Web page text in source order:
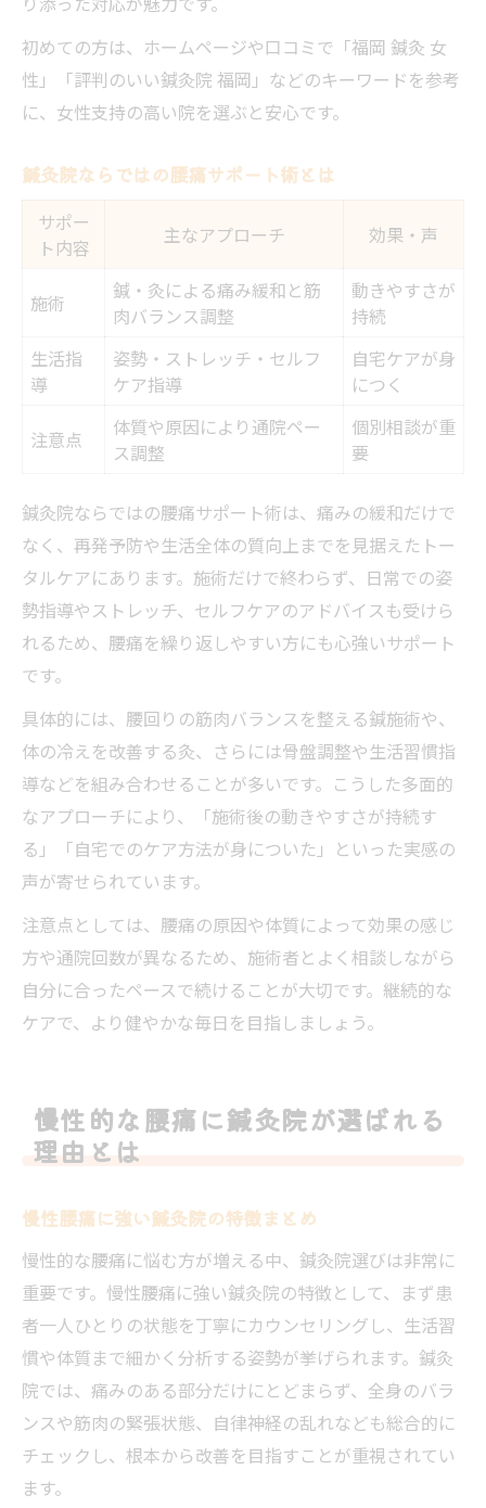
初めての方は、ホームページや口コミで「福岡 鍼灸 女
性」「評判のいい鍼灸院 福岡」などのキーワードを参考
に、女性支持の高い院を選ぶと安心です。
鍼灸院ならではの腰痛サポート術とは
サポー
ト内容
主なアプローチ 効果・声
施術
鍼・灸による痛み緩和と筋
肉バランス調整
動きやすさが
持続
生活指
導
姿勢・ストレッチ・セルフ
ケア指導
自宅ケアが身
につく
注意点
体質や原因により通院ペー
ス調整
個別相談が重
要
鍼灸院ならではの腰痛サポート術は、痛みの緩和だけで
なく、再発予防や生活全体の質向上までを見据えたトー
タルケアにあります。施術だけで終わらず、日常での姿
勢指導やストレッチ、セルフケアのアドバイスも受けら
れるため、腰痛を繰り返しやすい方にも心強いサポート
です。
具体的には、腰回りの筋肉バランスを整える鍼施術や、
体の冷えを改善する灸、さらには骨盤調整や生活習慣指
導などを組み合わせることが多いです。こうした多面的
なアプローチにより、「施術後の動きやすさが持続す
る」「自宅でのケア方法が身についた」といった実感の
声が寄せられています。
注意点としては、腰痛の原因や体質によって効果の感じ
方や通院回数が異なるため、施術者とよく相談しながら
自分に合ったペースで続けることが大切です。継続的な
ケアで、より健やかな毎日を目指しましょう。
慢性的な腰痛に鍼灸院が選ばれる
理由とは
慢性腰痛に強い鍼灸院の特徴まとめ
慢性的な腰痛に悩む方が増える中、鍼灸院選びは非常に
重要です。慢性腰痛に強い鍼灸院の特徴として、まず患
者一人ひとりの状態を丁寧にカウンセリングし、生活習
慣や体質まで細かく分析する姿勢が挙げられます。鍼灸
院では、痛みのある部分だけにとどまらず、全身のバラ
ンスや筋肉の緊張状態、自律神経の乱れなども総合的に
チェックし、根本から改善を目指すことが重視されてい
ます。